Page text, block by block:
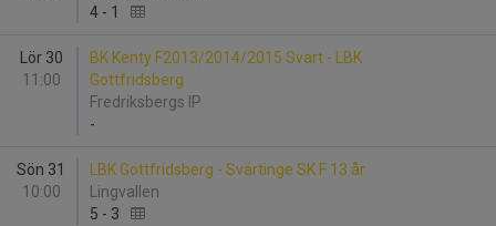
4 - 1
Lör 30
11:00
BK Kenty F2013/2014/2015 Svart - LBK
Gottfridsberg
Fredriksbergs IP
-
Sön 31
10:00
LBK Gottfridsberg - Svärtinge SK F 13 år
Lingvallen
5 - 3